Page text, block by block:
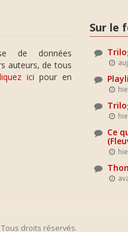
de données
auteurs, de tous
ici pour en
Sur le
Ce
droits réservés.